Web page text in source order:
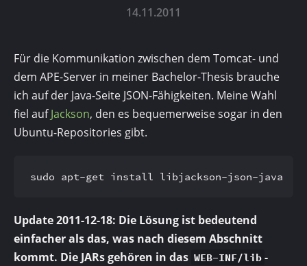
14.11.2011
Für die Kommunikation zwischen dem Tomcat- und
dem APE-Server in meiner Bachelor-Thesis brauche
ich auf der Java-Seite JSON-Fähigkeiten. Meine Wahl
fiel aufJackson, den es bequemerweise sogar in den
Ubuntu-Repositories gibt.
sudo apt-get install libjackson-json-java
Update 2011-12-18: Die Lösung ist bedeutend
einfacher als das, was nach diesem Abschnitt
kommt. Die JARs gehören in das WEB-INF/lib -